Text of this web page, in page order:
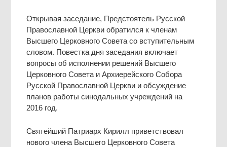
Открывая заседание, Предстоятель Русской
Православной Церкви обратился к членам
Высшего Церковного Совета со вступительным
словом. Повестка дня заседания включает
вопросы об исполнении решений Высшего
Церковного Совета и Архиерейского Собора
Русской Православной Церкви и обсуждение
планов работы синодальных учреждений на
2016 год.
Святейший Патриарх Кирилл приветствовал
нового члена Высшего Церковного Совета